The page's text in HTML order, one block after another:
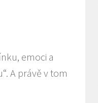
emoci a
A právě v tom